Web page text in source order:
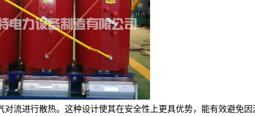
流进行散热。这种设计使其在安全性上更具优势，能有效避免